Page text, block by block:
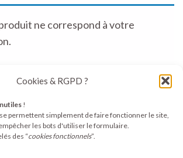
Cookies & RGPD ?
!
permettent simplement de faire fonctionner le site,
les bots d'utiliser le formulaire.
des “cookies fonctionnels”.
ne correspond à votre
- Tous droits réservés